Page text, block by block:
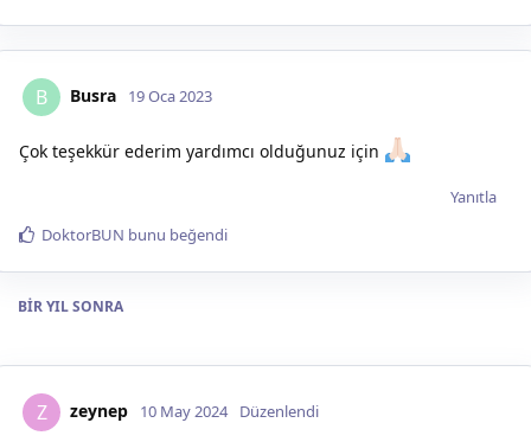
B Busra 19 Oca 2023
Çok teşekkür ederim yardımcı olduğunuz için
Yanıtla
DoktorBUN bunu beğendi
BIR YILSONRA
Z zeynep 10 May 2024 Düzenlendi